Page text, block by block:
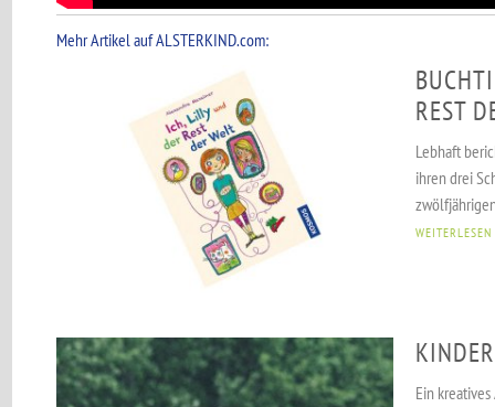
Mehr Artikel auf ALSTERKIND.com:
REST
Lebhaft
ihren drei
WEITERLESEN
Ein